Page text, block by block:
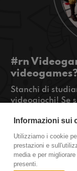
#rn
Stanchi di
videogiochi! Se
allora dovreste
capire cosa fare!
#OkkinSu
Rimini!
Informazioni sui
Utilizziamo i cookie
prestazioni e
media e per
presenti.